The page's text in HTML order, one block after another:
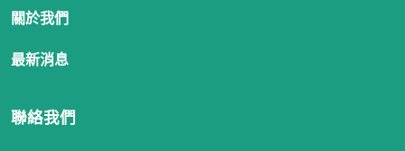
關於我們
最新消息
聯絡我們